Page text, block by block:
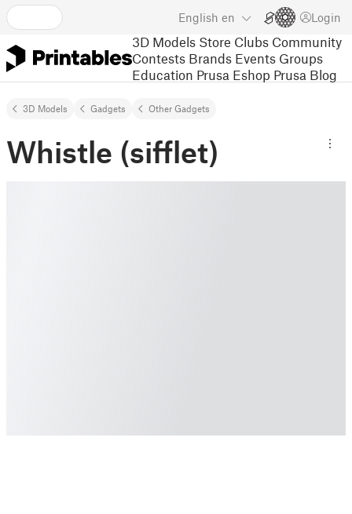
English en Login
3D Models Store Clubs Community
Contests Brands Events Groups
Education Prusa Eshop Prusa Blog
3D Models Gadgets Other Gadgets
Whistle (sifflet)